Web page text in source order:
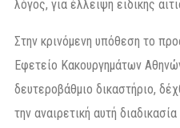
λόγος, για έλλειψη ειδικής
Στην κρινόμενη υπόθεση το
Εφετείο Κακουργημάτων
δευτεροβάθμιο δικαστήριο,
την αναιρετική αυτή